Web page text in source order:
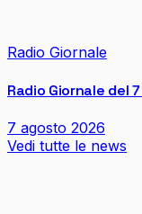
Radio Giornale
Radio Giornale del
7 agosto 2026
Vedi tutte le news